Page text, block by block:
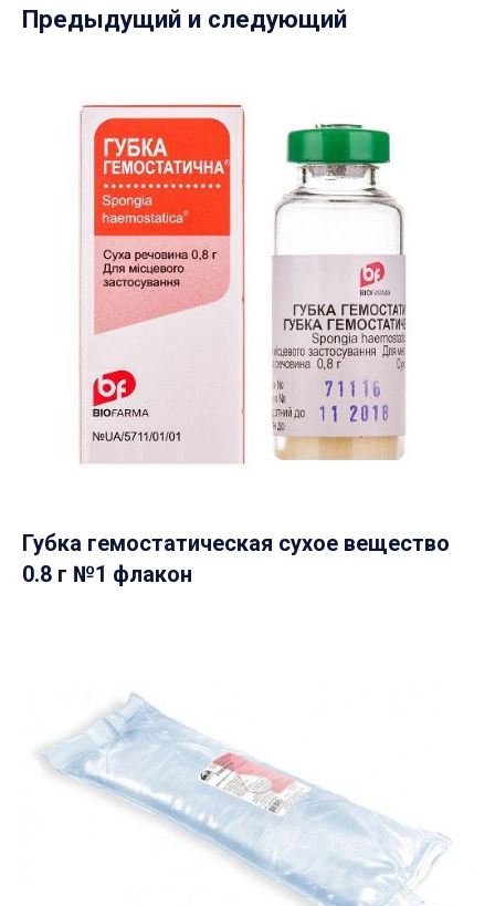
Предыдущий и следующий
Губка гемостатическая сухое вещество
0.8 г №1 флакон